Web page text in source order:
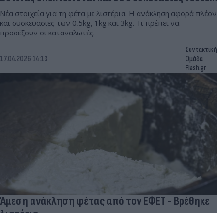
Νέα στοιχεία για τη φέτα με λιστέρια. Η ανάκληση αφορά πλέον
και συσκευασίες των 0,5kg, 1kg και 3kg. Τι πρέπει να
προσέξουν οι καταναλωτές.
17.04.2026 14:13
Συντακτική
Ομάδα
Flash.gr
Άμεση ανάκληση φέτας από τον ΕΦΕΤ - Βρέθηκε